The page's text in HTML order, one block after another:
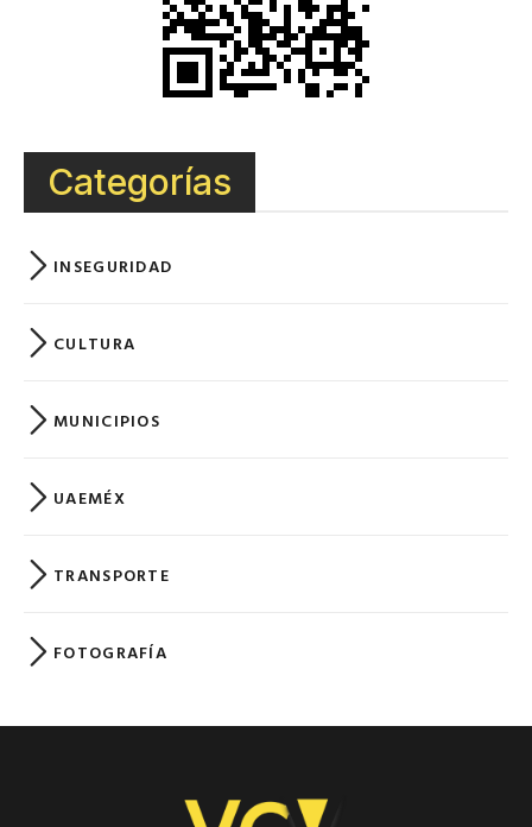
Categorías
INSEGURIDAD
CULTURA
MUNICIPIOS
UAEMÉX
TRANSPORTE
FOTOGRAFÍA